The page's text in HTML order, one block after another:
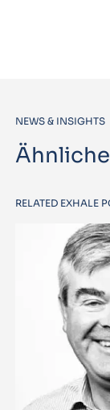
NEWS & INSIGHTS
RELATED EXHALE